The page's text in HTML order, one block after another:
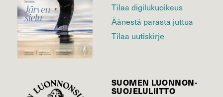
Tilaa digilukuoikeus
Äänestä parasta juttua
Tilaa uutiskirje
SUOMEN LUONNON­
SUOJELU­LIITTO